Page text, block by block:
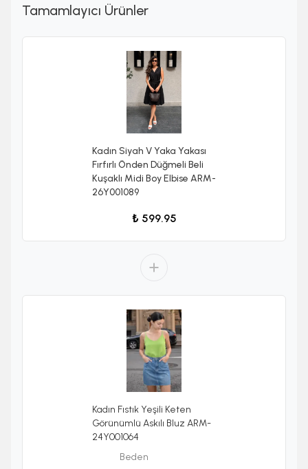
Tamamlayıcı Ürünler
Kadın Siyah V Yaka Yakası
Fırfırlı Önden Düğmeli Beli
Kuşaklı Midi Boy Elbise ARM-
26Y001089
₺ 599.95
Kadın Fıstık Yeşili Keten
Görünümlü Askılı Bluz ARM-
24Y001064
Beden